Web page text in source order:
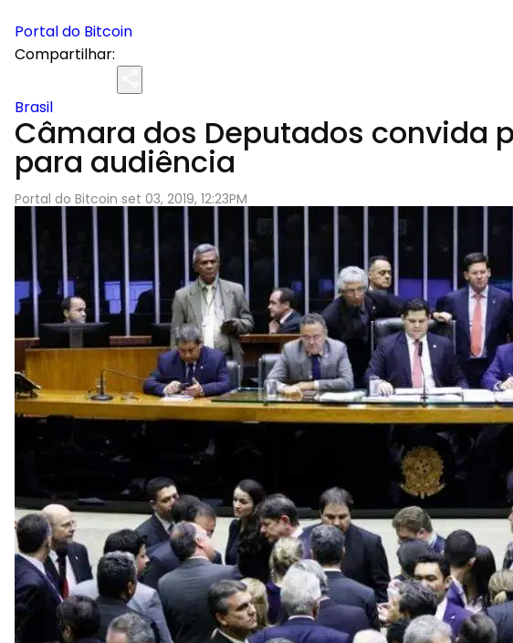
Portal do Bitcoin
Compartilhar:
Brasil
Câmara dos Deputados convida
para audiência
Portal do Bitcoin set 03, 2019, 12:23PM